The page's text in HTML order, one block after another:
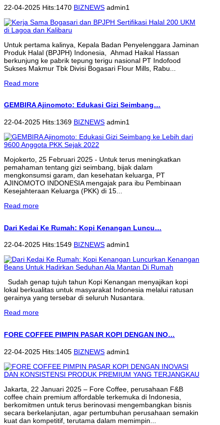
22-04-2025 Hits:1470 BIZNEWS admin1
Untuk pertama kalinya, Kepala Badan Penyelenggara Jaminan
Produk Halal (BPJPH) Indonesia, Ahmad Haikal Hassan
berkunjung ke pabrik tepung terigu nasional PT Indofood
Sukses Makmur Tbk Divisi Bogasari Flour Mills, Rabu...
Read more
GEMBIRA Ajinomoto: Edukasi Gizi Seimbang…
22-04-2025 Hits:1369 BIZNEWS admin1
Mojokerto, 25 Februari 2025 - Untuk terus meningkatkan
pemahaman tentang gizi seimbang, bijak dalam
mengkonsumsi garam, dan kesehatan keluarga, PT
AJINOMOTO INDONESIA mengajak para ibu Pembinaan
Kesejahteraan Keluarga (PKK) di 15...
Read more
Dari Kedai Ke Rumah: Kopi Kenangan Luncu…
22-04-2025 Hits:1549 BIZNEWS admin1
Sudah genap tujuh tahun Kopi Kenangan menyajikan kopi
lokal berkualitas untuk masyarakat Indonesia melalui ratusan
gerainya yang tersebar di seluruh Nusantara.
Read more
FORE COFFEE PIMPIN PASAR KOPI DENGAN INO…
22-04-2025 Hits:1405 BIZNEWS admin1
Jakarta, 22 Januari 2025 – Fore Coffee, perusahaan F&B
coffee chain premium affordable terkemuka di Indonesia,
berkomitmen untuk terus berinovasi mengembangkan bisnis
secara berkelanjutan, agar pertumbuhan perusahaan semakin
kuat dan kompetitif, terutama dalam memimpin...